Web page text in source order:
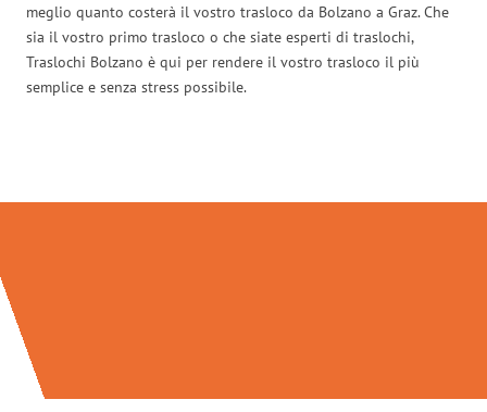
meglio quanto costerà il vostro trasloco da Bolzano a Graz. Che
sia il vostro primo trasloco o che siate esperti di traslochi,
Traslochi Bolzano è qui per rendere il vostro trasloco il più
semplice e senza stress possibile.